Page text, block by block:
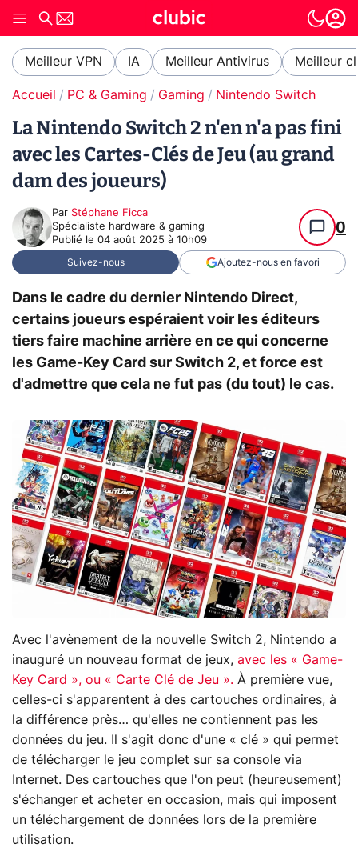
Meilleur VPN IA Meilleur Antivirus Meilleur
Accueil PC & Gaming Gaming Nintendo Switch
La Nintendo Switch 2 n'en n'a pas fini
avec les Cartes-Clés de Jeu (au grand
dam des joueurs)
Par Stéphane Ficca
Spécialiste hardware & gaming
Publié le 04 août 2025 à 10h09
0
Suivez-nous Ajoutez-nous en favori
Dans le cadre du dernier Nintendo Direct,
certains joueurs espéraient voir les éditeurs
tiers faire machine arrière en ce qui concerne
les Game-Key Card sur Switch 2, et force est
d'admettre que cela ne fut pas (du tout) le cas.
Avec l'avènement de la nouvelle Switch 2, Nintendo a
inauguré un nouveau format de jeux, avec les « Game-
Key Card », ou « Carte Clé de Jeu ». À première vue,
celles-ci s'apparentent à des cartouches ordinaires, à
la différence près… qu'elles ne contiennent pas les
données du jeu. Il s'agit donc d'une « clé » qui permet
de télécharger le jeu complet sur sa console via
Internet. Des cartouches que l'on peut (heureusement)
s'échanger et acheter en occasion, mais qui imposent
un téléchargement de données lors de la première
utilisation.